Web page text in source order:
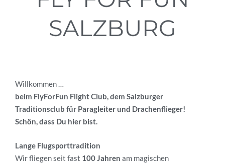
SALZBURG
Willkommen …
beim FlyForFun Flight Club, dem Salzburger
Traditionsclub für Paragleiter und Drachenflieger!
Schön, dass Du hier bist.
Lange Flugsporttradition
Wir fliegen seit fast 100 Jahren am magischen